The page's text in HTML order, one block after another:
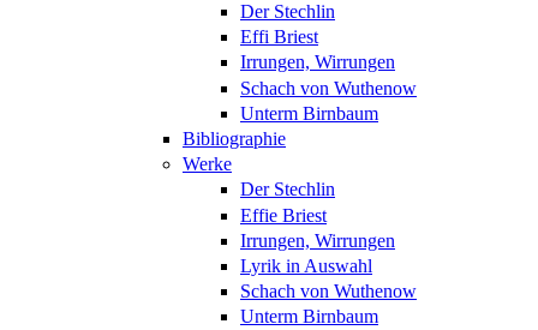
Der Stechlin
Effi Briest
Irrungen, Wirrungen
Schach von Wuthenow
Unterm Birnbaum
Bibliographie
Werke
Der Stechlin
Effie Briest
Irrungen, Wirrungen
Lyrik in Auswahl
Schach von Wuthenow
Unterm Birnbaum